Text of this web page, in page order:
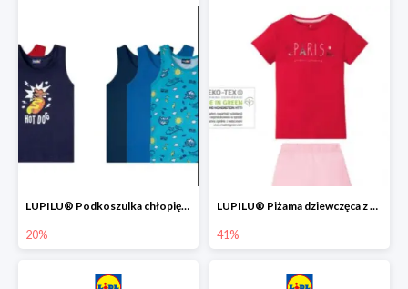
LUPILU® Podkoszulka chłopięca z bawełny -20%
20%
LUPILU® Piżama dziewczęca z bawełny -41%
41%